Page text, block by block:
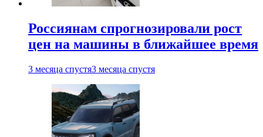
Россиянам спрогнозировали рост
цен на машины в ближайшее время
3 месяца спустя3 месяца спустя